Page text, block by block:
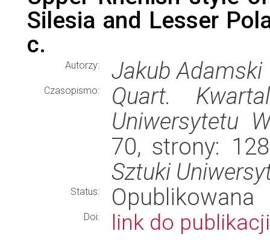
Silesia and Lesser
c.
Autorzy: Jakub Adamski
Czasopismo:
Quart.
Uniwersytetu
70, strony:
Sztuki
Status: Opublikowana
Doi: link do publikacji